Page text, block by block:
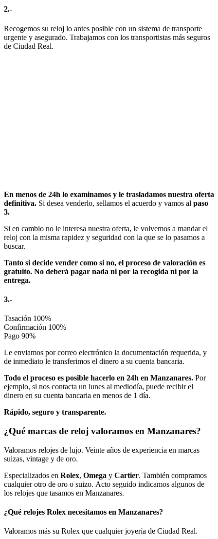
2.-
Recogemos su reloj lo antes posible con un sistema de transporte
urgente y asegurado. Trabajamos con los transportistas más seguros
de Ciudad Real.
En menos de 24h lo examinamos y le trasladamos nuestra oferta
definitiva. Si desea venderlo, sellamos el acuerdo y vamos al paso
3.
Si en cambio no le interesa nuestra oferta, le volvemos a mandar el
reloj con la misma rapidez y seguridad con la que se lo pasamos a
buscar.
Tanto si decide vender como si no, el proceso de valoración es
gratuito. No deberá pagar nada ni por la recogida ni por la
entrega.
3.-
Tasación 100%
Confirmación 100%
Pago 90%
Le enviamos por correo electrónico la documentación requerida, y
de inmediato le transferimos el dinero a su cuenta bancaria.
Todo el proceso es posible hacerlo en 24h en Manzanares. Por
ejemplo, si nos contacta un lunes al mediodía, puede recibir el
dinero en su cuenta bancaria en menos de 1 día.
Rápido, seguro y transparente.
¿Qué marcas de reloj valoramos en Manzanares?
Valoramos relojes de lujo. Veinte años de experiencia en marcas
suizas, vintage y de oro.
Especializados en Rolex, Omega y Cartier. También compramos
cualquier otro de oro o suizo. Acto seguido indicamos algunos de
los relojes que tasamos en Manzanares.
¿Qué relojes Rolex necesitamos en Manzanares?
Valoramos más su Rolex que cualquier joyería de Ciudad Real.